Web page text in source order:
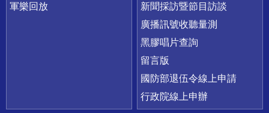
軍樂回放
新聞採訪暨節目訪談
廣播訊號收聽量測
黑膠唱片查詢
留言版
國防部退伍令線上申請
行政院線上申辦